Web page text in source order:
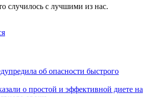
случилось с лучшими из нас.
об опасности быстрого
о простой и эффективной диете на